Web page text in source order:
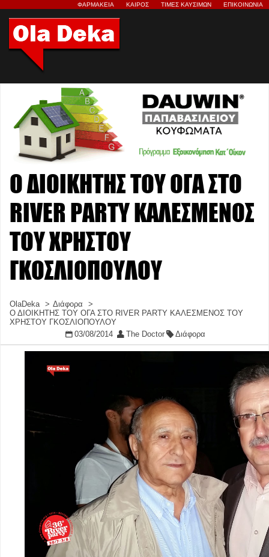
ΦΑΡΜΑΚΕΙΑ ΚΑΙΡΟΣ ΤΙΜΕΣ ΚΑΥΣΙΜΩΝ ΕΠΙΚΟΙΝΩΝΙΑ
Ο ΔΙΟΙΚΗΤΗΣ ΤΟΥ ΟΓΑ ΣΤΟ
RIVER PARTY ΚΑΛΕΣΜΕΝΟΣ
ΤΟΥ ΧΡΗΣΤΟΥ
ΓΚΟΣΛΙΟΠΟΥΛΟΥ
OlaDeka
Διάφορα
Ο ΔΙΟΙΚΗΤΗΣ ΤΟΥ ΟΓΑ ΣΤΟ RIVER PARTY ΚΑΛΕΣΜΕΝΟΣ ΤΟΥ
ΧΡΗΣΤΟΥ ΓΚΟΣΛΙΟΠΟΥΛΟΥ
03/08/2014
The Doctor Διάφορα